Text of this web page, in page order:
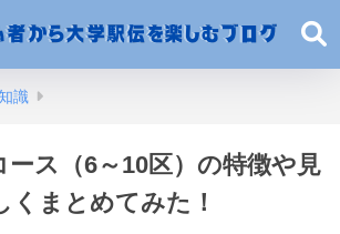
識
ース（6～10区）の特徴や見
くまとめてみた！